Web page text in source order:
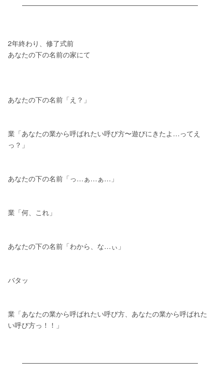
2年終わり、修了式前
あなたの下の名前の家にて
あなたの下の名前「え？」
業「あなたの業から呼ばれたい呼び方〜遊びにきたよ…ってえ
っ？」
あなたの下の名前「っ…ぁ…ぁ…」
業「何、これ」
あなたの下の名前「わから、な…ぃ」
バタッ
業「あなたの業から呼ばれたい呼び方、あなたの業から呼ばれた
い呼び方っ！！」